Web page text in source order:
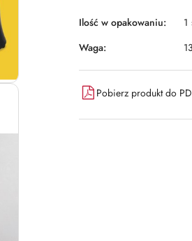
Ilość w opakowaniu:
1
Waga:
Pobierz produkt do